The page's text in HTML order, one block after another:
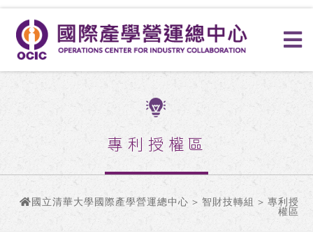
專利授權區
國立清華大學國際產學營運總中心 > 智財技轉組 > 專利授
權區